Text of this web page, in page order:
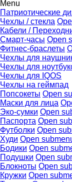
Menu
Патриотические
Чехлы / стекла
Кабели /
Смарт-часы Open
Фитнес-браслеты
Чехлы для
Чехлы для
Чехлы для IQOS
Чехлы на геймпад
Попсокеты Open
Маски для лица
Эко-сумки Open
Паспорта Open
Футболки Open
Худи Open
Бодики Open
Подушки Open
Блокноты Open
Кружки Open